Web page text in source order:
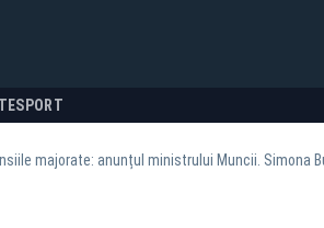
SPORT
majorate: anunțul ministrului Muncii.